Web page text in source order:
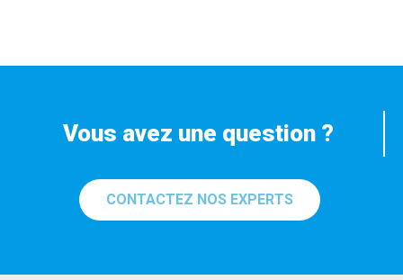
Vous avez une question ?
CONTACTEZ NOS EXPERTS